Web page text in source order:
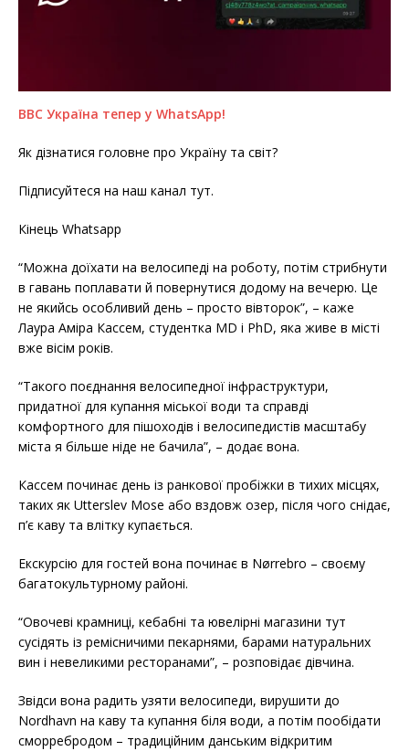
BBC Україна тепер у WhatsApp!
Як дізнатися головне про Україну та світ?
Підписуйтеся на наш канал тут.
Кінець Whatsapp
“Можна доїхати на велосипеді на роботу, потім стрибнути
в гавань поплавати й повернутися додому на вечерю. Це
не якийсь особливий день – просто вівторок”, – каже
Лаура Аміра Кассем, студентка MD і PhD, яка живе в місті
вже вісім років.
“Такого поєднання велосипедної інфраструктури,
придатної для купання міської води та справді
комфортного для пішоходів і велосипедистів масштабу
міста я більше ніде не бачила”, – додає вона.
Кассем починає день із ранкової пробіжки в тихих місцях,
таких як Utterslev Mose або вздовж озер, після чого снідає,
п’є каву та влітку купається.
Екскурсію для гостей вона починає в Nørrebro – своєму
багатокультурному районі.
“Овочеві крамниці, кебабні та ювелірні магазини тут
сусідять із ремісничими пекарнями, барами натуральних
вин і невеликими ресторанами”, – розповідає дівчина.
Звідси вона радить узяти велосипеди, вирушити до
Nordhavn на каву та купання біля води, а потім пообідати
сморребродом – традиційним данським відкритим